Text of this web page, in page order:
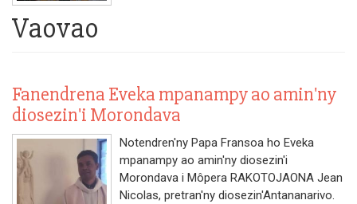
Vaovao
Fanendrena Eveka mpanampy ao amin'ny
diosezin'i Morondava
Notendren'ny Papa Fransoa ho Eveka
mpanampy ao amin'ny diosezin'i
Morondava i Môpera RAKOTOJAONA Jean
Nicolas, pretran'ny diosezin'Antananarivo.